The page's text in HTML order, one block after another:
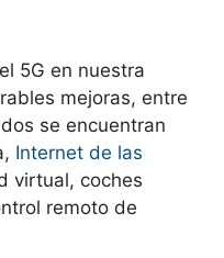
5G en nuestra
mejoras, entre
se encuentran
Internet de las
virtual, coches
remoto de